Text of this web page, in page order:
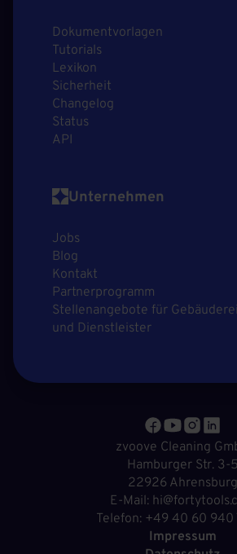
Dokumentvorlagen
Tutorials
Lexikon
Sicherheit
Changelog
Status
API
Unternehmen
Jobs
Blog
Kontakt
Partnerprogramm
Stellenangebote für
und Dienstleister
zvoove Cleaning
Hamburger Str. 3-5
22926 Ahrensburg
E-Mail:
Telefon: +49 40 60 940
Impressum